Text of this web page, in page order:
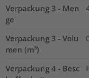
Verpackung 3 - Men
ge
Verpackung 3 - Volu
men (m³)
Verpackung 4 - Besc